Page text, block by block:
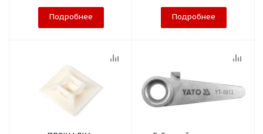
Подробнее Подробнее